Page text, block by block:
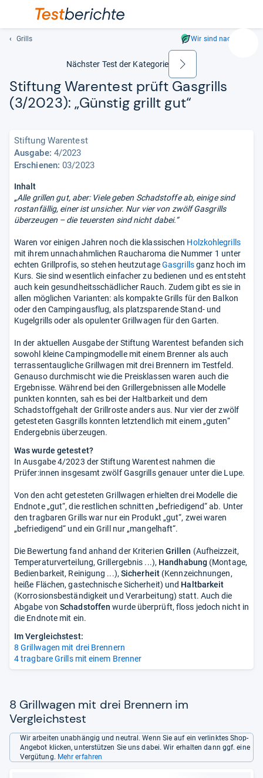
lassen
Grills Wir sind nachhaltig
Stif­tung Waren­test prüft Gas­grills
(3/2023): „Güns­tig grillt gut“
Nächster Test der Kategorie weiter
Stiftung Warentest
Ausgabe: 4/2023
Erschienen: 03/2023
Inhalt
„Alle grillen gut, aber: Viele geben Schadstoffe ab, einige sind
rostanfällig, einer ist unsicher. Nur vier von zwölf Gasgrills
überzeugen – die teuersten sind nicht dabei.“
Waren vor einigen Jahren noch die klassischen Holzkohlegrills
mit ihrem unnachahmlichen Raucharoma die Nummer 1 unter
echten Grillprofis, so stehen heutzutageGasgrillsganz hoch im
Kurs. Sie sind wesentlich einfacher zu bedienen und es entsteht
auch kein gesundheitsschädlicher Rauch. Zudem gibt es sie in
allen möglichen Varianten: als kompakte Grills für den Balkon
oder den Campingausflug, als platzsparende Stand- und
Kugelgrills oder als opulenter Grillwagen für den Garten.
In der aktuellen Ausgabe der Stiftung Warentest befanden sich
sowohl kleine Campingmodelle mit einem Brenner als auch
terrassentaugliche Grillwagen mit drei Brennern im Testfeld.
Genauso durchmischt wie die Preisklassen waren auch die
Ergebnisse. Während bei den Grillergebnissen alle Modelle
punkten konnten, sah es bei der Haltbarkeit und dem
Schadstoffgehalt der Grillroste anders aus. Nur vier der zwölf
getesteten Gasgrills konnten letztendlich mit einem „guten“
Endergebnis überzeugen.
Was wurde getestet?
In Ausgabe 4/2023 der Stiftung Warentest nahmen die
Prüfer:innen insgesamt zwölf Gasgrills genauer unter die Lupe.
Von den acht getesteten Grillwagen erhielten drei Modelle die
Endnote „gut“, die restlichen schnitten „befriedigend“ ab. Unter
den tragbaren Grills war nur ein Produkt „gut“, zwei waren
„befriedigend“ und ein Grill nur „mangelhaft“.
Die Bewertung fand anhand der Kriterien Grillen (Aufheizzeit,
Temperaturverteilung, Grillergebnis ...), Handhabung (Montage,
Bedienbarkeit, Reinigung ...), Sicherheit(Kennzeichnungen,
heiße Flächen, gastechnische Sicherheit) und Haltbarkeit
(Korrosionsbeständigkeit und Verarbeitung) statt. Auch die
Abgabe vonSchadstoffenwurde überprüft, floss jedoch nicht in
die Endnote mit ein.
Im Vergleichstest:
8 Grillwagen mit drei Brennern
4 tragbare Grills mit einem Brenner
8 Grillwagen mit drei Brennern im
Vergleichstest
Wir arbeiten unabhängig und neutral. Wenn Sie auf ein verlinktes Shop-
Angebot klicken, unterstützen Sie uns dabei. Wir erhalten dann ggf. eine
Vergütung. Mehr erfahren